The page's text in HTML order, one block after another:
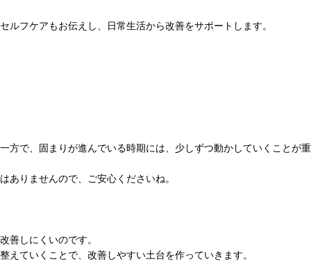
フケアもお伝えし、日常生活から改善をサポートします。
方で、固まりが進んでいる時期には、少しずつ動かしていくことが重
ありませんので、ご安心くださいね。
善しにくいのです。
ていくことで、改善しやすい土台を作っていきます。